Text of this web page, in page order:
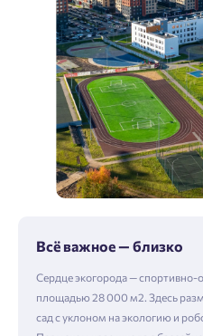
Всё важное — близко
Сердце экогорода — спортивно-
площадью 28 000 м2. Здесь
сад с уклоном на экологию и